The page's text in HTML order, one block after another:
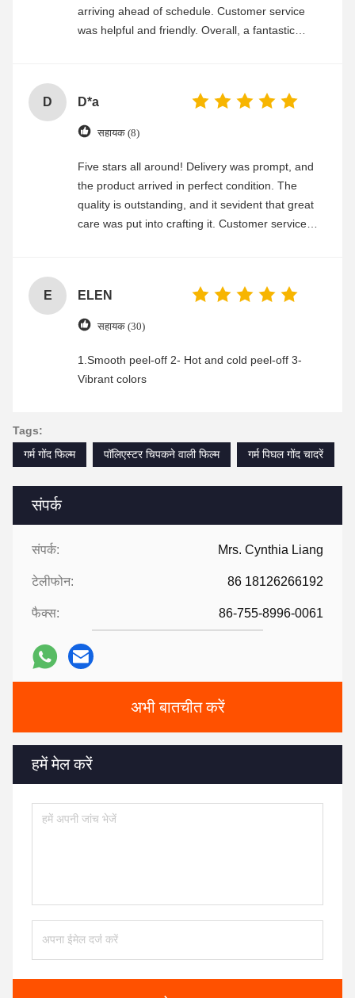
संपर्क
संपर्क: Mrs. Cynthia Liang
टेलीफोन: 86 18126266192
फैक्स: 86-755-8996-0061
अभी बातचीत करें
हमें मेल करें
arriving ahead of schedule. Customer service
was helpful and friendly. Overall, a fantastic
D D*a
सहायक (8)
Five stars all around! Delivery was prompt, and
the product arrived in perfect condition. The
quality is outstanding, and it sevident that great
care was put into crafting it. Customer service
E ELEN
सहायक (30)
1.Smooth peel-off 2- Hot and cold peel-off 3-
Vibrant colors
Tags:
गर्म गोंद फिल्म
पॉलिएस्टर चिपकने वाली फिल्म गर्म पिघल गोंद चादरें